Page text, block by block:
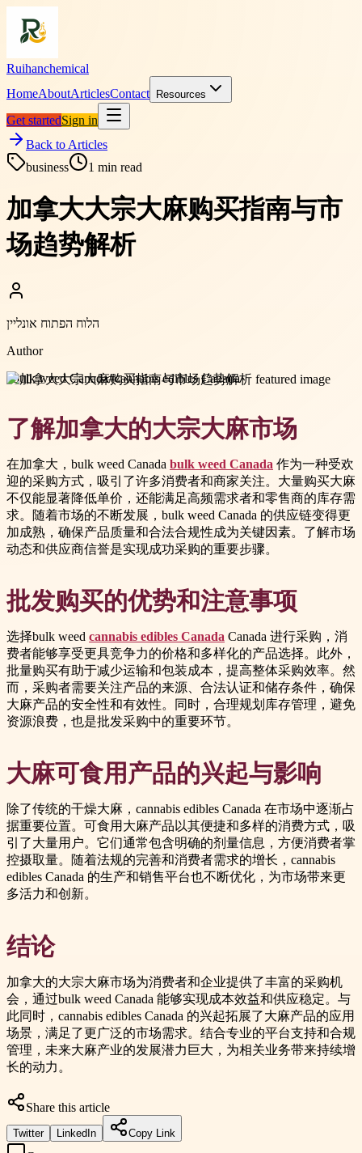
Ruihanchemical
HomeAboutArticlesContact Resources
Get startedSign in
Back to Articles
business
1 min read
加拿大大宗大麻购买指南与市
场趋势解析
הלוח הפתוח אונליין
Author
#bulk weed Canada#cannabis edibles Canada
了解加拿大的大宗大麻市场
在加拿大，bulk weed Canada bulk weed Canada 作为一种受欢
迎的采购方式，吸引了许多消费者和商家关注。大量购买大麻
不仅能显著降低单价，还能满足高频需求者和零售商的库存需
求。随着市场的不断发展，bulk weed Canada 的供应链变得更
加成熟，确保产品质量和合法合规性成为关键因素。了解市场
动态和供应商信誉是实现成功采购的重要步骤。
批发购买的优势和注意事项
选择bulk weed cannabis edibles Canada Canada 进行采购，消
费者能够享受更具竞争力的价格和多样化的产品选择。此外，
批量购买有助于减少运输和包装成本，提高整体采购效率。然
而，采购者需要关注产品的来源、合法认证和储存条件，确保
大麻产品的安全性和有效性。同时，合理规划库存管理，避免
资源浪费，也是批发采购中的重要环节。
大麻可食用产品的兴起与影响
除了传统的干燥大麻，cannabis edibles Canada 在市场中逐渐占
据重要位置。可食用大麻产品以其便捷和多样的消费方式，吸
引了大量用户。它们通常包含明确的剂量信息，方便消费者掌
控摄取量。随着法规的完善和消费者需求的增长，cannabis
edibles Canada 的生产和销售平台也不断优化，为市场带来更
多活力和创新。
结论
加拿大的大宗大麻市场为消费者和企业提供了丰富的采购机
会，通过bulk weed Canada 能够实现成本效益和供应稳定。与
此同时，cannabis edibles Canada 的兴起拓展了大麻产品的应用
场景，满足了更广泛的市场需求。结合专业的平台支持和合规
管理，未来大麻产业的发展潜力巨大，为相关业务带来持续增
长的动力。
Share this article
Twitter LinkedIn Copy Link